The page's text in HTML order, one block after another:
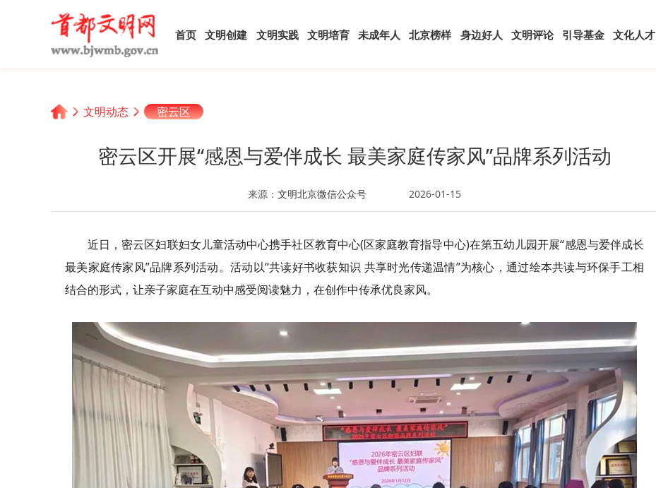
首页 文明创建 文明实践 文明培育 未成年人 北京榜样 身边好人 文明评论 引导基金 文化人才
文明动态 密云区
密云区开展“感恩与爱伴成长 最美家庭传家风”品牌系列活动
来源： 文明北京微信公众号 2026-01-15
近日，密云区妇联妇女儿童活动中心携手社区教育中心(区家庭教育指导中心)在第五幼儿园开展“感恩与爱伴成长
最美家庭传家风”品牌系列活动。活动以“共读好书收获知识 共享时光传递温情”为核心，通过绘本共读与环保手工相
结合的形式，让亲子家庭在互动中感受阅读魅力，在创作中传承优良家风。